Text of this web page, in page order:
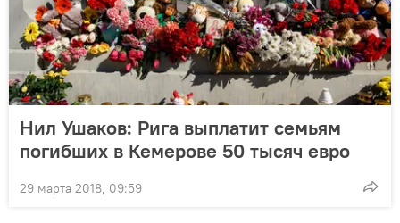
Нил Ушаков: Рига выплатит семьям
погибших в Кемерове 50 тысяч евро
29 марта 2018, 09:59